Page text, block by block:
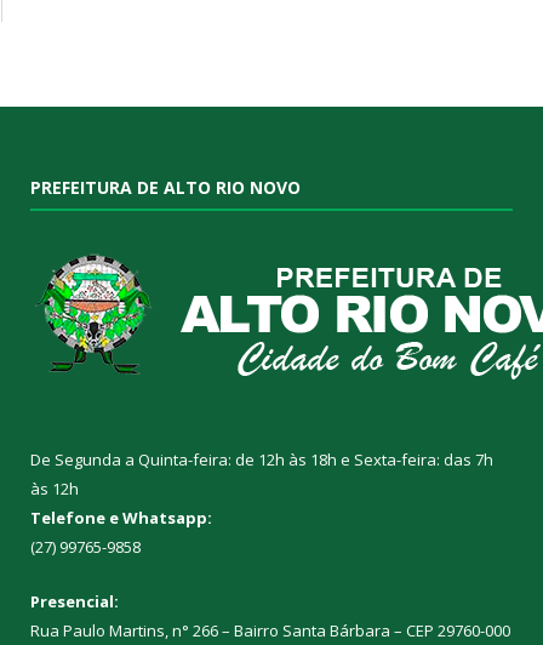
PREFEITURA DE ALTO RIO NOVO
De Segunda a Quinta-feira: de 12h às 18h e Sexta-feira: das 7h
às 12h
Telefone e Whatsapp:
(27) 99765-9858
Presencial:
Rua Paulo Martins, n° 266 – Bairro Santa Bárbara – CEP 29760-000